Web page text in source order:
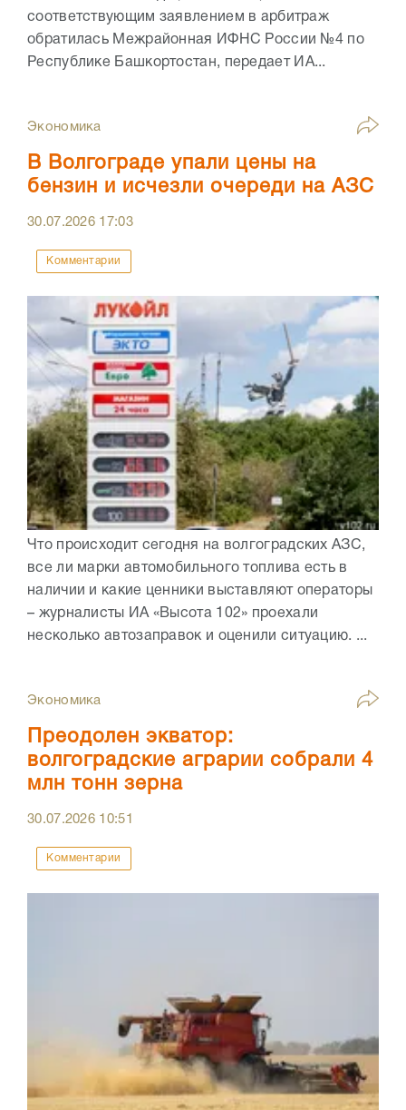
соответствующим заявлением в арбитраж
обратилась Межрайонная ИФНС России №4 по
Республике Башкортостан, передает ИА...
Экономика
В Волгограде упали цены на
бензин и исчезли очереди на АЗС
30.07.2026 17:03
Комментарии
Что происходит сегодня на волгоградских АЗС,
все ли марки автомобильного топлива есть в
наличии и какие ценники выставляют операторы
– журналисты ИА «Высота 102» проехали
несколько автозаправок и оценили ситуацию. ...
Экономика
Преодолен экватор:
волгоградские аграрии собрали 4
млн тонн зерна
30.07.2026 10:51
Комментарии